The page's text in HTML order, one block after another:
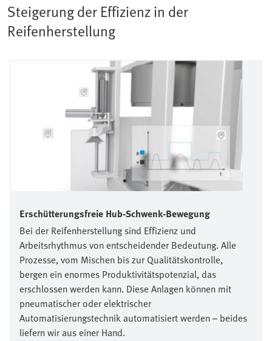
Steigerung der Effizienz in der
Reifenherstellung
Erschütterungsfreie Hub-Schwenk-Bewegung
Bei der Reifenherstellung sind Effizienz und
Arbeitsrhythmus von entscheidender Bedeutung. Alle
Prozesse, vom Mischen bis zur Qualitätskontrolle,
bergen ein enormes Produktivitätspotenzial, das
erschlossen werden kann. Diese Anlagen können mit
pneumatischer oder elektrischer
Automatisierungstechnik automatisiert werden – beides
liefern wir aus einer Hand.